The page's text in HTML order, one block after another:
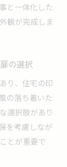
と一体化した
観が完成しま
の選択
り、住宅の印
の落ち着いた
選択肢があり
を考慮しなが
とが重要で